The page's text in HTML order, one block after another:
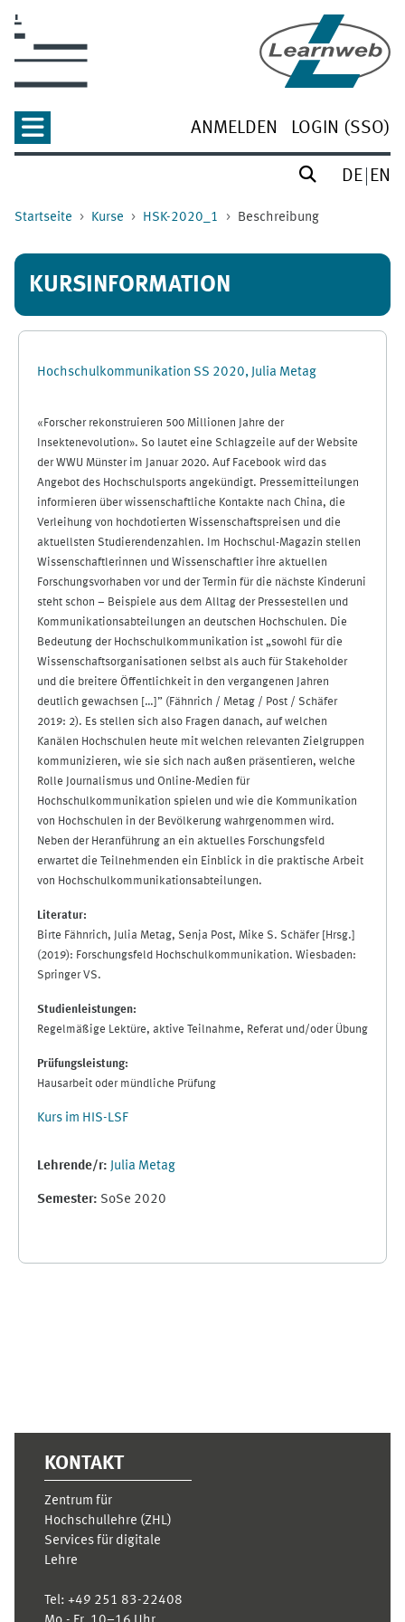
ANMELDEN LOGIN (SSO)
DE EN
Startseite Kurse HSK-2020_1 Beschreibung
KURSINFORMATION
Hochschulkommunikation SS 2020, Julia Metag
«Forscher rekonstruieren 500 Millionen Jahre der
Insektenevolution». So lautet eine Schlagzeile auf der Website
der WWU Münster im Januar 2020. Auf Facebook wird das
Angebot des Hochschulsports angekündigt. Pressemitteilungen
informieren über wissenschaftliche Kontakte nach China, die
Verleihung von hochdotierten Wissenschaftspreisen und die
aktuellsten Studierendenzahlen. Im Hochschul-Magazin stellen
Wissenschaftlerinnen und Wissenschaftler ihre aktuellen
Forschungsvorhaben vor und der Termin für die nächste Kinderuni
steht schon – Beispiele aus dem Alltag der Pressestellen und
Kommunikationsabteilungen an deutschen Hochschulen. Die
Bedeutung der Hochschulkommunikation ist „sowohl für die
Wissenschaftsorganisationen selbst als auch für Stakeholder
und die breitere Öffentlichkeit in den vergangenen Jahren
deutlich gewachsen […]” (Fähnrich / Metag / Post / Schäfer
2019: 2). Es stellen sich also Fragen danach, auf welchen
Kanälen Hochschulen heute mit welchen relevanten Zielgruppen
kommunizieren, wie sie sich nach außen präsentieren, welche
Rolle Journalismus und Online-Medien für
Hochschulkommunikation spielen und wie die Kommunikation
von Hochschulen in der Bevölkerung wahrgenommen wird.
Neben der Heranführung an ein aktuelles Forschungsfeld
erwartet die Teilnehmenden ein Einblick in die praktische Arbeit
von Hochschulkommunikationsabteilungen.
Literatur:
Birte Fähnrich, Julia Metag, Senja Post, Mike S. Schäfer [Hrsg.]
(2019): Forschungsfeld Hochschulkommunikation. Wiesbaden:
Springer VS.
Studienleistungen:
Regelmäßige Lektüre, aktive Teilnahme, Referat und/oder Übung
Prüfungsleistung:
Hausarbeit oder mündliche Prüfung
Kurs im HIS-LSF
Lehrende/r: Julia Metag
Semester: SoSe 2020
KONTAKT
Zentrum für
Hochschullehre (ZHL)
Services für digitale
Lehre
Tel: +49 251 83-22408